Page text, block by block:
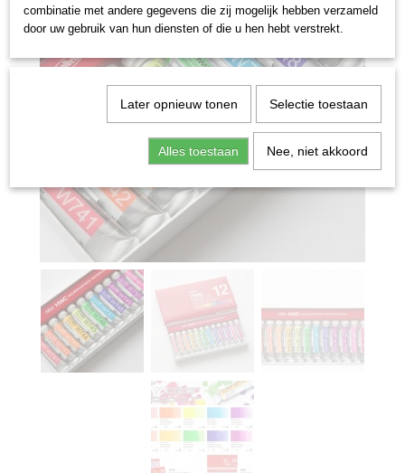
combinatie met andere gegevens die zij mogelijk hebben verzameld
door uw gebruik van hun diensten of die u hen hebt verstrekt.
Later opnieuw tonen Selectie toestaan
Alles toestaan Nee, niet akkoord